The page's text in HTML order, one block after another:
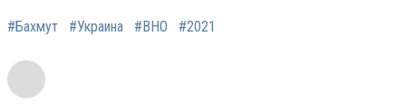
#Бахмут #Украина #ВНО #2021